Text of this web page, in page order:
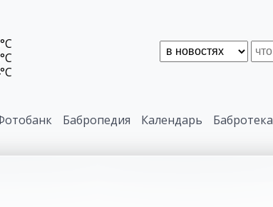
Бабропедия Календарь Бабротека